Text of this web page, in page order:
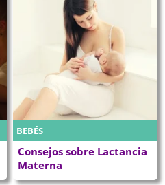
BEBÉS
Consejos sobre Lactancia
Materna